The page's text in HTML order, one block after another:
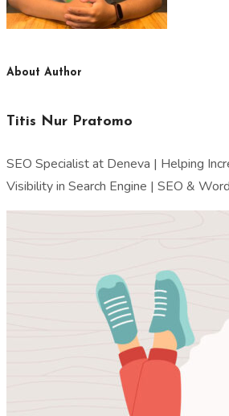
About Author
Titis Nur Pratomo
SEO Specialist at Deneva | Helping
Visibility in Search Engine | SEO &